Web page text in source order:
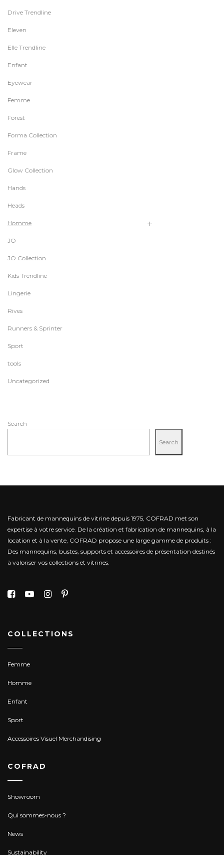
Drive Trendline
Eleven
Elle Trendline
Enfant
Eyewear
Femme
Forest
Forma Collection
Frame
Glow Collection
Hands
Heads
Homme
JO
JO Collection
Kids Trendline
Lingerie
Rives
Runners & Sprinter
Sport
tools
Uncategorized
Search
Search
Fabricant de mannequins de vitrine depuis 1975, COFRAD met son
expertise à votre service. De la création et fabrication de mannequins, à la
location et à la vente, COFRAD propose une large gamme de produits :
Des mannequins, bustes, supports et accessoires de présentation destinés
à valoriser vos collections et vitrines.
COLLECTIONS
Femme
Homme
Enfant
Sport
Accessoires Visuel Merchandising
COFRAD
Showroom
Qui sommes-nous ?
News
Sustainability